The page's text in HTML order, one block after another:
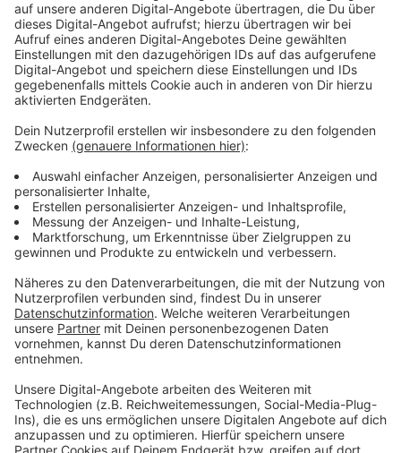
KAG, Energiepreise, Arbeitsplätze und
Radverkehr
Anzeige
Unser Reporter hat mit Wüst auch noch über andere
Themen gesprochen. Das Land NRW fordere den Bund
auf - so Wüst - die Bürger bei den hohen
Energiepreisen zu entlasten. Die Steuern müssten
runter, sodass der Staat nicht auch noch an der
aktuellen Situation mitverdiene. NRW mache sich im
Bundesrat außerdem dafür stark, die
Pendlerpauschale zu erhöhen.
Um Arbeitsplätze zu sichern, habe man als Land NRW
eine Partnerschaft mit Flandern abgeschlossen. So
könne NRW mehr Wassergas und LNG bekommen und
unabhängiger von Russland werden.
Das Land NRW, so Wüst, stärke den Ausbau von
Radwegen. Für den geplanten Radschnellweg